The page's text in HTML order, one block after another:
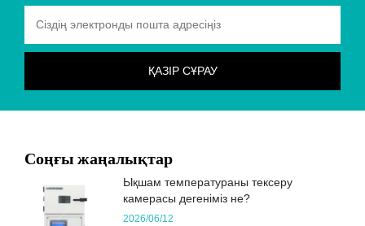
Соңғы жаңалықтар
Ықшам температураны тексеру
камерасы дегеніміз не?
2026/06/12